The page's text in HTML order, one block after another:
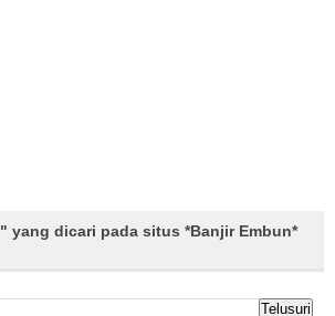
yang dicari pada situs *Banjir Embun*